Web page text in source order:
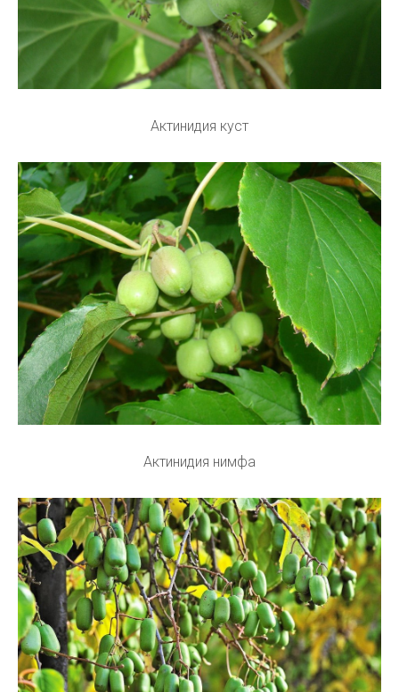
Актинидия куст
Актинидия нимфа